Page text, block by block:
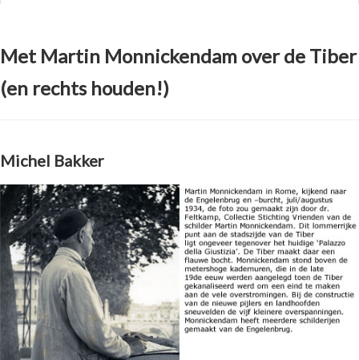
Met Martin Monnickendam over de Tiber
(en rechts houden!)
Michel Bakker